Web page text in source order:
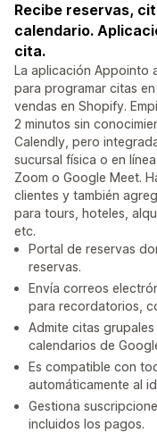
Recibe reservas,
calendario.
cita.
La aplicación Appointo
para programar citas
vendas en Shopify.
2 minutos sin
Calendly, pero
sucursal física o en
Zoom o Google Meet.
clientes y también
para tours, hoteles,
etc.
Portal de reservas
reservas.
Envía correos
para recordatorios,
Admite citas
calendarios de
Es compatible con
automáticamente al
Gestiona
incluidos los pagos.